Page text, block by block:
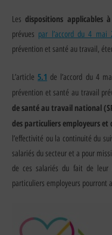
Lesdispositions applicables
prévues par l’accord du 4 mai
prévention et santé au travail,
L’article 5.1 de l’accord du 4
prévention et santé au travail
de santé au travail national
des particuliers employeurs et
l’effectivité ou la continuité du
salariés du secteur et a pour
de ces salariés du fait de
particuliers employeurs pourront